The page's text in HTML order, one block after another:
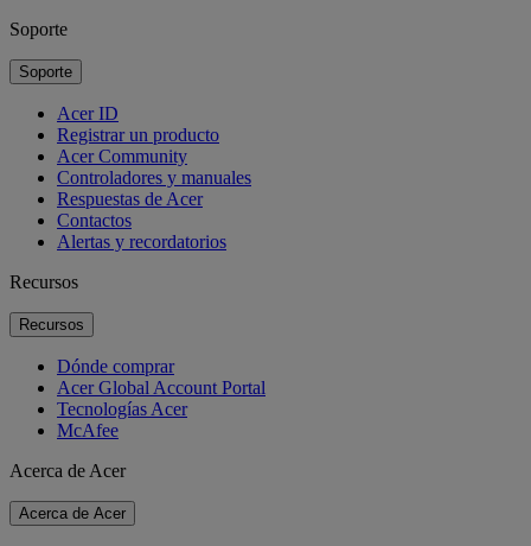
Soporte
Soporte
Acer ID
Registrar un producto
Acer Community
Controladores y manuales
Respuestas de Acer
Contactos
Alertas y recordatorios
Recursos
Recursos
Dónde comprar
Acer Global Account Portal
Tecnologías Acer
McAfee
Acerca de Acer
Acerca de Acer